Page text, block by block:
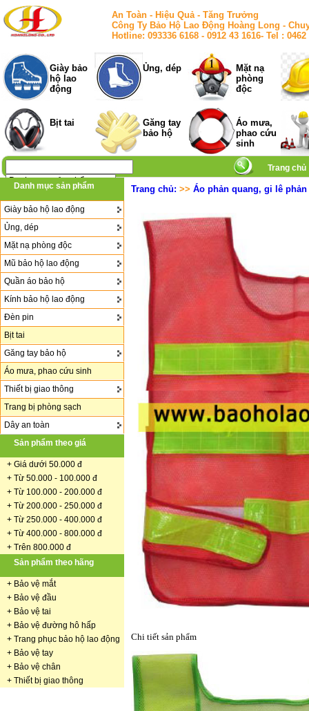
An Toàn - Hiệu Quả - Tăng Trưởng
Công Ty Bảo Hộ Lao Động Hoàng Long -
Hotline: 093336 6168 - 0912 43 1616- Tel :
Giày bảo
hộ lao
động
Ủng, dép
Mặt nạ
phòng
độc
Bịt tai
Găng tay
bảo hộ
Áo mưa,
phao cứu
sinh
Trang chủ
Danh mục sản phẩm
Giày bảo hộ lao động
Ủng, dép
Mặt nạ phòng độc
Mũ bảo hộ lao động
Quần áo bảo hộ
Kính bảo hộ lao động
Đèn pin
Bịt tai
Găng tay bảo hộ
Áo mưa, phao cứu sinh
Thiết bị giao thông
Trang bị phòng sạch
Dây an toàn
Sản phẩm theo giá
+ Giá dưới 50.000 đ
+ Từ 50.000 - 100.000 đ
+ Từ 100.000 - 200.000 đ
+ Từ 200.000 - 250.000 đ
+ Từ 250.000 - 400.000 đ
+ Từ 400.000 - 800.000 đ
+ Trên 800.000 đ
Sản phẩm theo hãng
+ Bảo vệ mắt
+ Bảo vệ đầu
+ Bảo vệ tai
+ Bảo vệ đường hô hấp
+ Trang phục bảo hộ lao động
+ Bảo vệ tay
+ Bảo vệ chân
+ Thiết bị giao thông
Trang chủ: >> Áo phản quang, gi lê phản
Chi tiết sản phẩm